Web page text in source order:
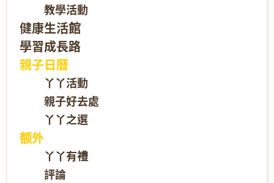
教學活動
健康生活館
學習成長路
親子日曆
丫丫活動
親子好去處
丫丫之選
额外
丫丫有禮
評論